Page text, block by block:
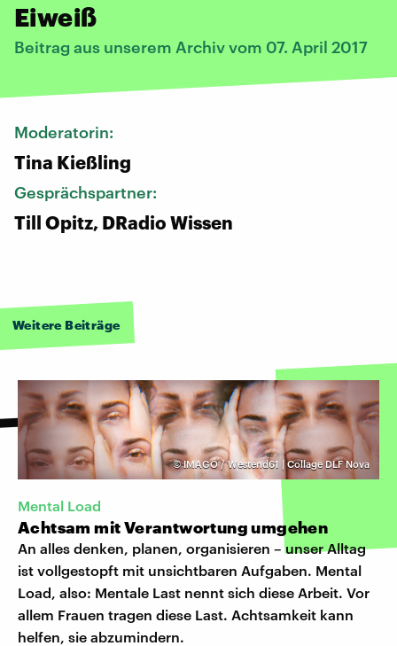
Eiweiß
Beitrag aus unserem Archiv vom 07. April 2017
Moderatorin:
Tina Kießling
Gesprächspartner:
Till Opitz, DRadio Wissen
Weitere Beiträge
©IMAGO / Westend61 | Collage DLF Nova
Mental Load
Achtsam mit Verantwortung umgehen
An alles denken, planen, organisieren – unser Alltag
ist vollgestopft mit unsichtbaren Aufgaben. Mental
Load, also: Mentale Last nennt sich diese Arbeit. Vor
allem Frauen tragen diese Last. Achtsamkeit kann
helfen, sie abzumindern.